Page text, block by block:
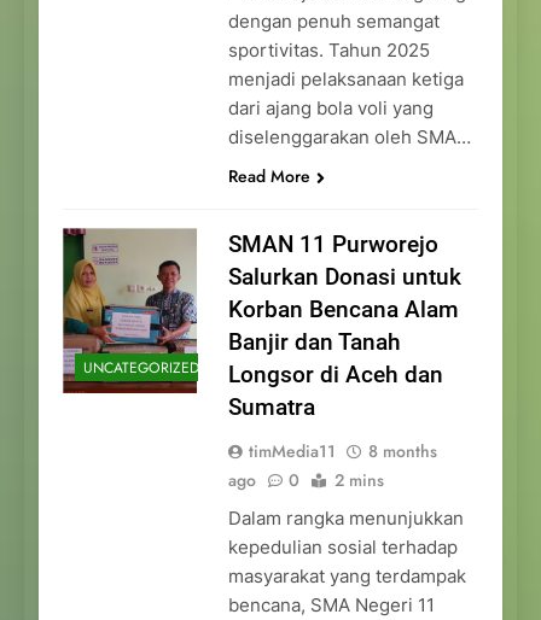
dengan penuh semangat
sportivitas. Tahun 2025
menjadi pelaksanaan ketiga
dari ajang bola voli yang
diselenggarakan oleh SMA…
Read More
UNCATEGORIZED
SMAN 11 Purworejo
Salurkan Donasi untuk
Korban Bencana Alam
Banjir dan Tanah
Longsor di Aceh dan
Sumatra
timMedia11
8 months
ago
0 2 mins
Dalam rangka menunjukkan
kepedulian sosial terhadap
masyarakat yang terdampak
bencana, SMA Negeri 11